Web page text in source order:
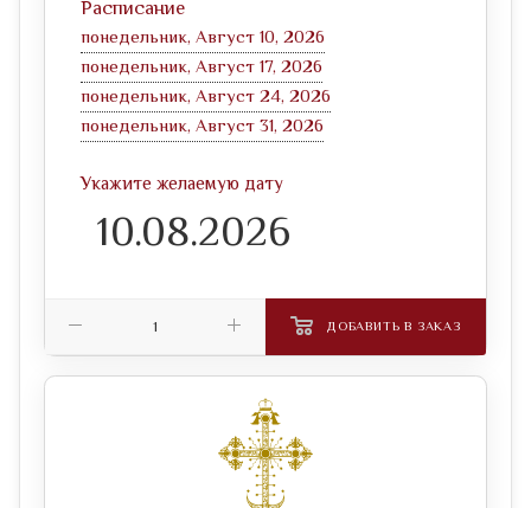
Расписание
понедельник, Август 10, 2026
понедельник, Август 17, 2026
понедельник, Август 24, 2026
понедельник, Август 31, 2026
Укажите желаемую дату
ДОБАВИТЬ В ЗАКАЗ